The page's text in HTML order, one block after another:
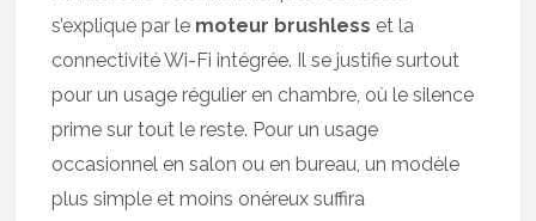
s’explique par le moteur brushless et la
connectivité Wi-Fi intégrée. Il se justifie surtout
pour un usage régulier en chambre, où le silence
prime sur tout le reste. Pour un usage
occasionnel en salon ou en bureau, un modèle
plus simple et moins onéreux suffira